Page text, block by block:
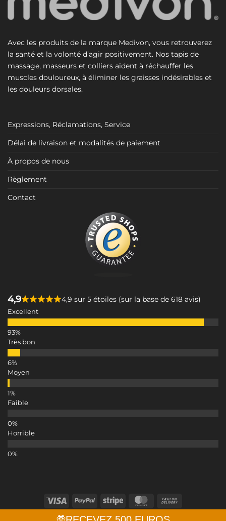
Avec les produits de la marque Medivon, vous retrouverez
la santé et la volonté d’agir positivement. Nos tapis de
massage, masseurs et colliers aident à réchauffer les
muscles douloureux, à éliminer les graisses indésirables et
les douleurs dorsales.
Expressions, Réclamations, Service
Délai de livraison et modalités de paiement
À propos de nous
Règlement
Contact
4,9 4,9 sur 5 étoiles (sur la base de 618 avis)
Excellent
Très bon
Moyen
Faible
Horrible
Visa PayPal Stripe MasterCard
On
Copyright 2026 ©Medivon